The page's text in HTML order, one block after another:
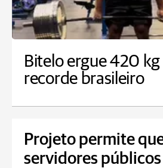
Bitelo ergue 420
recorde brasileiro
Projeto permite
servidores públicos